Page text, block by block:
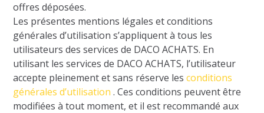
offres déposées.
Les présentes mentions légales et conditions
générales d’utilisation s’appliquent à tous les
utilisateurs des services de DACO ACHATS. En
utilisant les services de DACO ACHATS, l’utilisateur
accepte pleinement et sans réserve lesconditions
générales d’utilisation . Ces conditions peuvent être
modifiées à tout moment, et il est recommandé aux